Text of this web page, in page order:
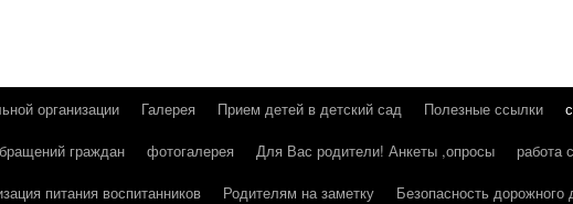
организации Галерея Прием детей в детский сад Полезные ссылки
граждан фотогалерея Для Вас родители! Анкеты ,опросы
работа
питания воспитанников Родителям на заметку
Безопасность дорожного